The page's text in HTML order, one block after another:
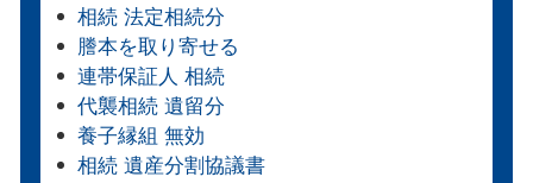
相続 法定相続分
謄本を取り寄せる
連帯保証人 相続
代襲相続 遺留分
養子縁組 無効
相続 遺産分割協議書